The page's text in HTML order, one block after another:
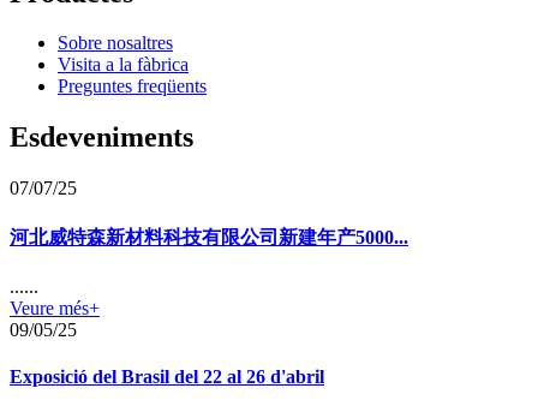
Sobre nosaltres
Visita a la fàbrica
Preguntes freqüents
Esdeveniments
07/07/25
河北威特森新材料科技有限公司新建年产5000...
......
Veure més+
09/05/25
Exposició del Brasil del 22 al 26 d'abril